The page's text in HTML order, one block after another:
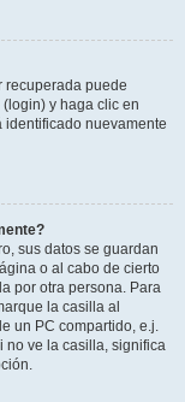
recuperada puede
y haga clic en
identificado nuevamente
sus datos se guardan
o al cabo de cierto
por otra persona. Para
la casilla al
un PC compartido, e.j.
no ve la casilla, significa